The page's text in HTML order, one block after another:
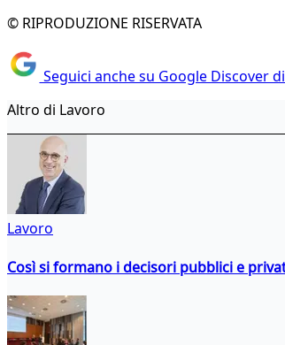
© RIPRODUZIONE RISERVATA
Seguici anche su Google Discover
Altro di Lavoro
Lavoro
Così si formano i decisori pubblici e